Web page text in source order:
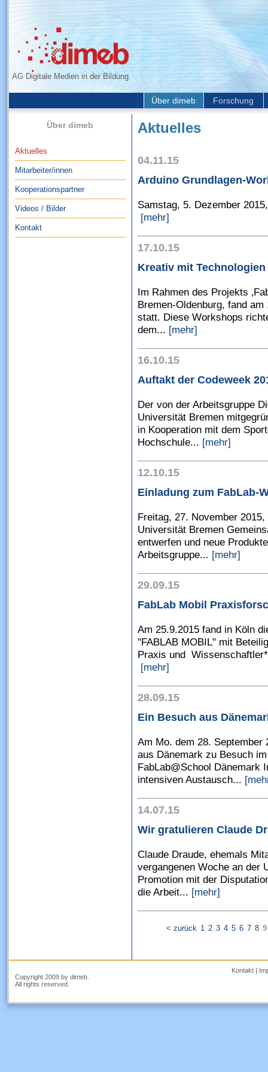
AG Digitale Medien in der Bildung
Über dimeb Forschung
Über dimeb
Aktuelles
Mitarbeiter/innen
Kooperationspartner
Videos / Bilder
Kontakt
Aktuelles
04.11.15
Arduino Grundlagen-
Samstag, 5. Dezember
[mehr]
17.10.15
Kreativ mit
Im Rahmen des Projekts
Bremen-Oldenburg, fand
statt. Diese Workshops
dem... [mehr]
16.10.15
Auftakt der Codeweek
Der von der Arbeitsgruppe
Universität Bremen
in Kooperation mit dem
Hochschule... [mehr]
12.10.15
Einladung zum FabLab-
Freitag, 27. November
Universität Bremen
entwerfen und neue
Arbeitsgruppe... [mehr]
29.09.15
FabLab Mobil
Am 25.9.2015 fand in Köln
"FABLAB MOBIL" mit
Praxis und
[mehr]
28.09.15
Ein Besuch aus
Am Mo. dem 28. September
aus Dänemark zu Besuch
FabLab@School Dänemark
intensiven Austausch...
14.07.15
Wir gratulieren Claude
Claude Draude, ehemals
vergangenen Woche an der
Promotion mit der
die Arbeit... [mehr]
< zurück 1 2 3 4 5 6 7 8 9
Copyright 2009 by dimeb.
All rights reserved.
Kontakt |